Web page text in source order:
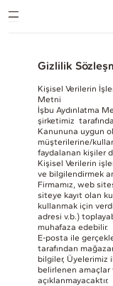
Gizlilik
Kişisel Verilerin
Metni
İşbu Aydınlatma
şirketimiz
Kanununa uygun
müşterilerine/
faydalanan kişiler
Kişisel Verilerin
ve bilgilendirmek
Firmamız, web
siteye kayıt olan
kullanmak için
adresi v.b.)
muhafaza edebilir.
E-posta ile
tarafından
bilgiler, Üyelerimiz
belirlenen amaçlar
açıklanmayacaktır.